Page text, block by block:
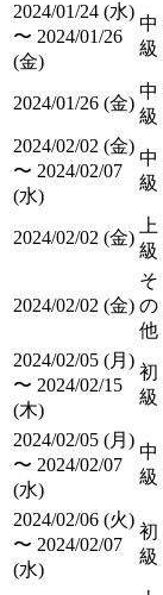
2024/01/24 (水)
〜 2024/01/26
(金)
中
級
2024/01/26 (金)
中
級
2024/02/02 (金)
〜 2024/02/07
(水)
中
級
2024/02/02 (金)
上
級
2024/02/02 (金)
そ
の
他
2024/02/05 (月)
〜 2024/02/15
(木)
初
級
2024/02/05 (月)
〜 2024/02/07
(水)
中
級
2024/02/06 (火)
〜 2024/02/07
(水)
初
級